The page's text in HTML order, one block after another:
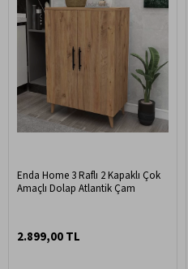
Enda Home 3 Raflı 2 Kapaklı Çok
Amaçlı Dolap Atlantik Çam
2.899,00 TL